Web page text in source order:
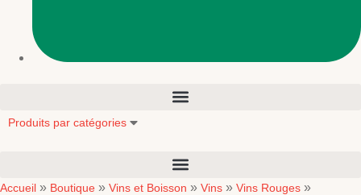
Produits par catégories
Accueil » Boutique » Vins et Boisson » Vins » Vins Rouges »